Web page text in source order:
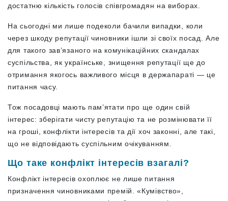
достатню кількість голосів співгромадян на виборах.
На сьогодні ми лише подеколи бачили випадки, коли
через шкоду репутації чиновники ішли зі своїх посад. Але
для такого зав’язаного на комунікаційних скандалах
суспільства, як українське, знищення репутації ще до
отримання якогось важливого місця в держапараті — це
питання часу.
Тож посадовці мають памʼятати про ще один свій
інтерес: зберігати чисту репутацію та не розмінювати її
на гроші, конфлікти інтересів та дії хоч законні, але такі,
що не відповідають суспільним очікуванням.
Що таке конфлікт інтересів взагалі?
Конфлікт інтересів охоплює не лише питання
призначення чиновниками премій. «Кумівство»,